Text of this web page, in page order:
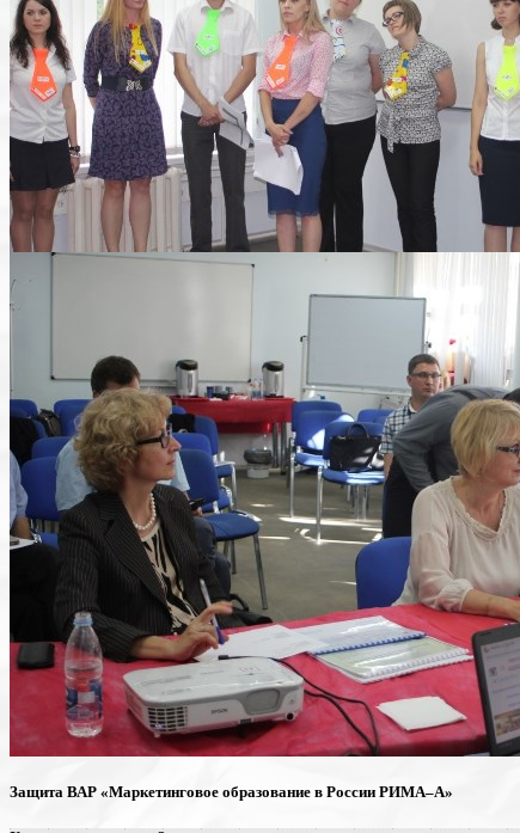
Защита ВАР «Маркетинговое образование в России РИМА–А»